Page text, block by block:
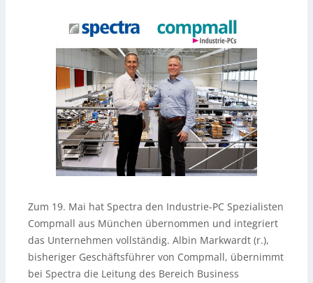
Zum 19. Mai hat Spectra den Industrie-PC Spezialisten
Compmall aus München übernommen und integriert
das Unternehmen vollständig. Albin Markwardt (r.),
bisheriger Geschäftsführer von Compmall, übernimmt
bei Spectra die Leitung des Bereich Business